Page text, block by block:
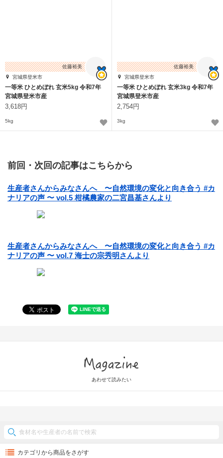
佐藤裕美
宮城県登米市
一等米 ひとめぼれ 玄米5kg 令和7年
宮城県登米市産
3,618円
5kg
佐藤裕美
宮城県登米市
一等米 ひとめぼれ 玄米3kg 令和7年
宮城県登米市産
2,754円
3kg
前回・次回の記事はこちらから
生産者さんからみなさんへ 〜自然環境の変化と向き合う #カ
ナリアの声 〜 vol.5 柑橘農家の二宮昌基さんより
生産者さんからみなさんへ 〜自然環境の変化と向き合う #カ
ナリアの声 〜 vol.7 海士の宗秀明さんより
あわせて読みたい
カテゴリから商品をさがす